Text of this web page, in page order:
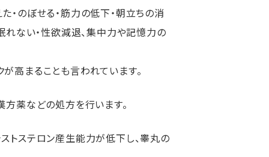
のぼせる・筋力の低下・朝立ちの消
れない・性欲減退、集中力や記憶力の
高まることも言われています。
方薬などの処方を行います。
トステロン産生能力が低下し、睾丸の